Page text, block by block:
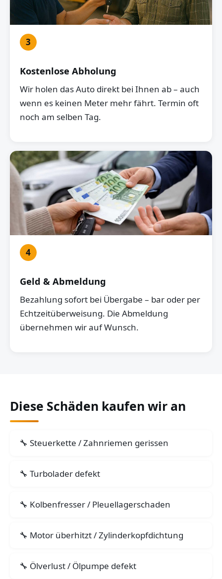
3
Kostenlose Abholung
Wir holen das Auto direkt bei Ihnen ab – auch
wenn es keinen Meter mehr fährt. Termin oft
noch am selben Tag.
4
Geld & Abmeldung
Bezahlung sofort bei Übergabe – bar oder per
Echtzeitüberweisung. Die Abmeldung
übernehmen wir auf Wunsch.
Diese Schäden kaufen wir an
Steuerkette / Zahnriemen gerissen
Turbolader defekt
Kolbenfresser / Pleuellagerschaden
Motor überhitzt / Zylinderkopfdichtung
Ölverlust / Ölpumpe defekt